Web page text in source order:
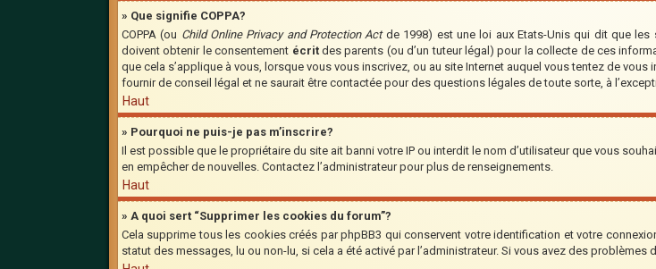
» Que signifie COPPA?
COPPA (ou Child Online Privacy and Protection Actde 1998) est une loi aux Etats-Unis qui dit que
doivent obtenir le consentement écritdes parents (ou d’un tuteur légal) pour la collecte de ces
que cela s’applique à vous, lorsque vous vous inscrivez, ou au site Internet auquel vous tentez de
fournir de conseil légal et ne saurait être contactée pour des questions légales de toute sorte, à
Haut
» Pourquoi ne puis-je pas m’inscrire?
Il est possible que le propriétaire du site ait banni votre IP ou interdit le nom d’utilisateur que vous
en empêcher de nouvelles. Contactez l’administrateur pour plus de renseignements.
Haut
» A quoi sert “Supprimer les cookies du forum”?
Cela supprime tous les cookies créés par phpBB3 qui conservent votre identification et votre
statut des messages, lu ou non-lu, si cela a été activé par l’administrateur. Si vous avez des